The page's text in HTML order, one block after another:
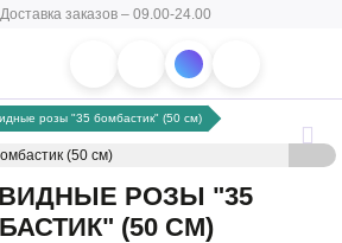
Доставка заказов – 09.00-24.00
розы "35 бомбастик" (50 см)
РОЗЫ "35
(50 СМ)